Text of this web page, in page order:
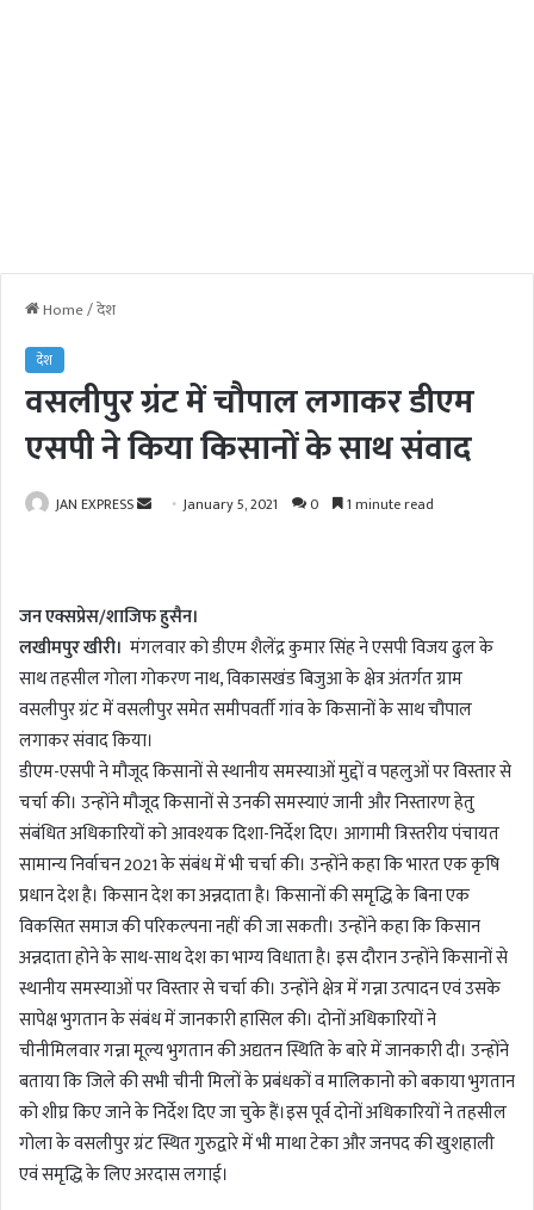
Home/देश
देश
वसलीपुर ग्रंट में चौपाल लगाकर डीएम
एसपी ने किया किसानों के साथ संवाद
JAN EXPRESS
a
n
e
m
i
l
January 5, 2021 0 1 minute read
जन एक्सप्रेस/शाजिफ हुसैन।
लखीमपुर खीरी। मंगलवार को डीएम शैलेंद्र कुमार सिंह ने एसपी विजय ढुल के
साथ तहसील गोला गोकरण नाथ, विकासखंड बिजुआ के क्षेत्र अंतर्गत ग्राम
वसलीपुर ग्रंट में वसलीपुर समेत समीपवर्ती गांव के किसानों के साथ चौपाल
लगाकर संवाद किया।
डीएम-एसपी ने मौजूद किसानों से स्थानीय समस्याओं मुद्दों व पहलुओं पर विस्तार से
चर्चा की। उन्होंने मौजूद किसानों से उनकी समस्याएं जानी और निस्तारण हेतु
संबंधित अधिकारियों को आवश्यक दिशा-निर्देश दिए। आगामी त्रिस्तरीय पंचायत
सामान्य निर्वाचन 2021 के संबंध में भी चर्चा की। उन्होंने कहा कि भारत एक कृषि
प्रधान देश है। किसान देश का अन्नदाता है। किसानों की समृद्धि के बिना एक
विकसित समाज की परिकल्पना नहीं की जा सकती। उन्होंने कहा कि किसान
अन्नदाता होने के साथ-साथ देश का भाग्य विधाता है। इस दौरान उन्होंने किसानों से
स्थानीय समस्याओं पर विस्तार से चर्चा की। उन्होंने क्षेत्र में गन्ना उत्पादन एवं उसके
सापेक्ष भुगतान के संबंध में जानकारी हासिल की। दोनों अधिकारियों ने
चीनीमिलवार गन्ना मूल्य भुगतान की अद्यतन स्थिति के बारे में जानकारी दी। उन्होंने
बताया कि जिले की सभी चीनी मिलों के प्रबंधकों व मालिकानो को बकाया भुगतान
को शीघ्र किए जाने के निर्देश दिए जा चुके हैं।इस पूर्व दोनों अधिकारियों ने तहसील
गोला के वसलीपुर ग्रंट स्थित गुरुद्वारे में भी माथा टेका और जनपद की खुशहाली
एवं समृद्धि के लिए अरदास लगाई।